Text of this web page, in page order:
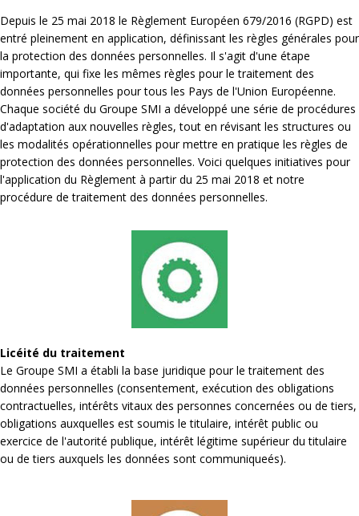
Depuis le 25 mai 2018 le Règlement Européen 679/2016 (RGPD) est
entré pleinement en application, définissant les règles générales pour
la protection des données personnelles. Il s'agit d'une étape
importante, qui fixe les mêmes règles pour le traitement des
données personnelles pour tous les Pays de l'Union Européenne.
Chaque société du Groupe SMI a développé une série de procédures
d'adaptation aux nouvelles règles, tout en révisant les structures ou
les modalités opérationnelles pour mettre en pratique les règles de
protection des données personnelles. Voici quelques initiatives pour
l'application du Règlement à partir du 25 mai 2018 et notre
procédure de traitement des données personnelles.
Licéité du traitement
Le Groupe SMI a établi la base juridique pour le traitement des
données personnelles (consentement, exécution des obligations
contractuelles, intérêts vitaux des personnes concernées ou de tiers,
obligations auxquelles est soumis le titulaire, intérêt public ou
exercice de l'autorité publique, intérêt légitime supérieur du titulaire
ou de tiers auxquels les données sont communiqueés).